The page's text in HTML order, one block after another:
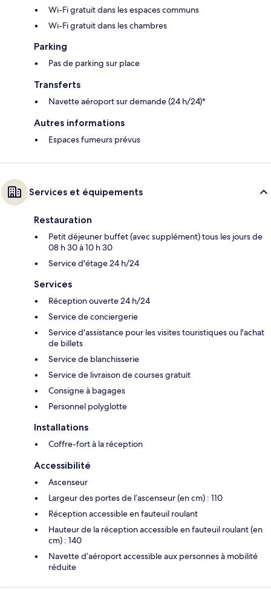
Wi-Fi gratuit dans les espaces communs
Wi-Fi gratuit dans les chambres
Parking
Pas de parking sur place
Transferts
Navette aéroport sur demande (24 h/24)*
Autres informations
Espaces fumeurs prévus
Services et équipements
Restauration
Petit déjeuner buffet (avec supplément) tous les jours de
08 h 30 à 10 h 30
Service d'étage 24 h/24
Services
Réception ouverte 24 h/24
Service de conciergerie
Service d'assistance pour les visites touristiques ou l'achat
de billets
Service de blanchisserie
Service de livraison de courses gratuit
Consigne à bagages
Personnel polyglotte
Installations
Coffre-fort à la réception
Accessibilité
Ascenseur
Largeur des portes de l’ascenseur (en cm) : 110
Réception accessible en fauteuil roulant
Hauteur de la réception accessible en fauteuil roulant (en
cm) : 140
Navette d’aéroport accessible aux personnes à mobilité
réduite